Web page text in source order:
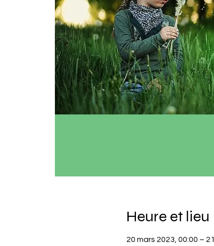
Heure et lieu
20 mars 2023, 00:00 –